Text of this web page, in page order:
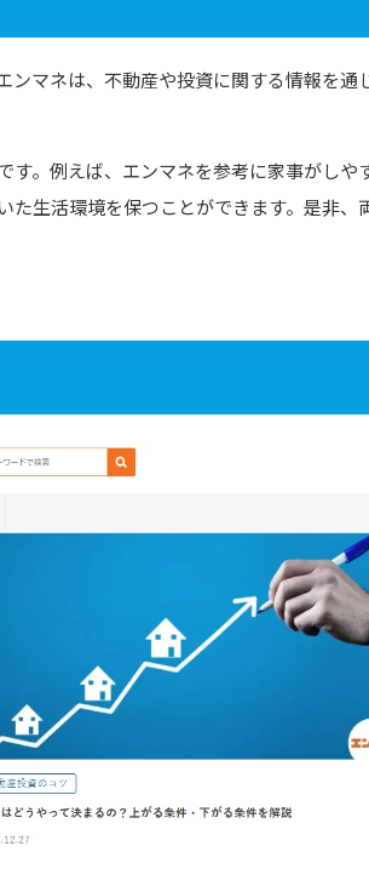
ンマネは、不動産や投資に関する情報を通
す。例えば、エンマネを参考に家事がしや
た生活環境を保つことができます。是非、